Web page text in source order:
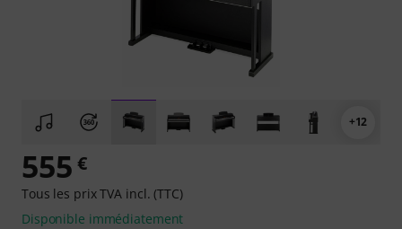
+12
555 €
Tous les prix TVA incl. (TTC)
Disponible immédiatement